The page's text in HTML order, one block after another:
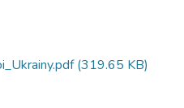
(319.65 KB)